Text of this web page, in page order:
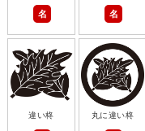
名 名
違い柊 丸に違い柊